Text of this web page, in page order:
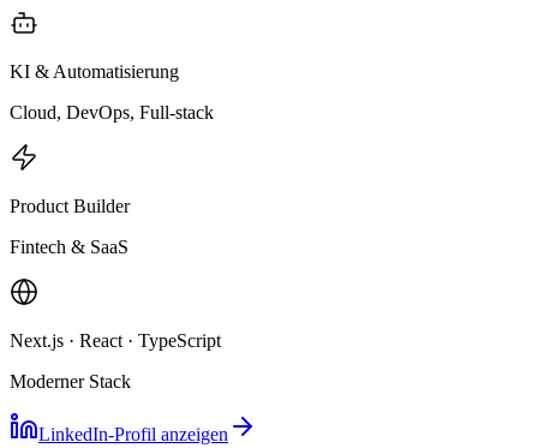
KI & Automatisierung
Cloud, DevOps, Full-stack
Product Builder
Fintech & SaaS
Next.js · React · TypeScript
Moderner Stack
LinkedIn-Profil anzeigen